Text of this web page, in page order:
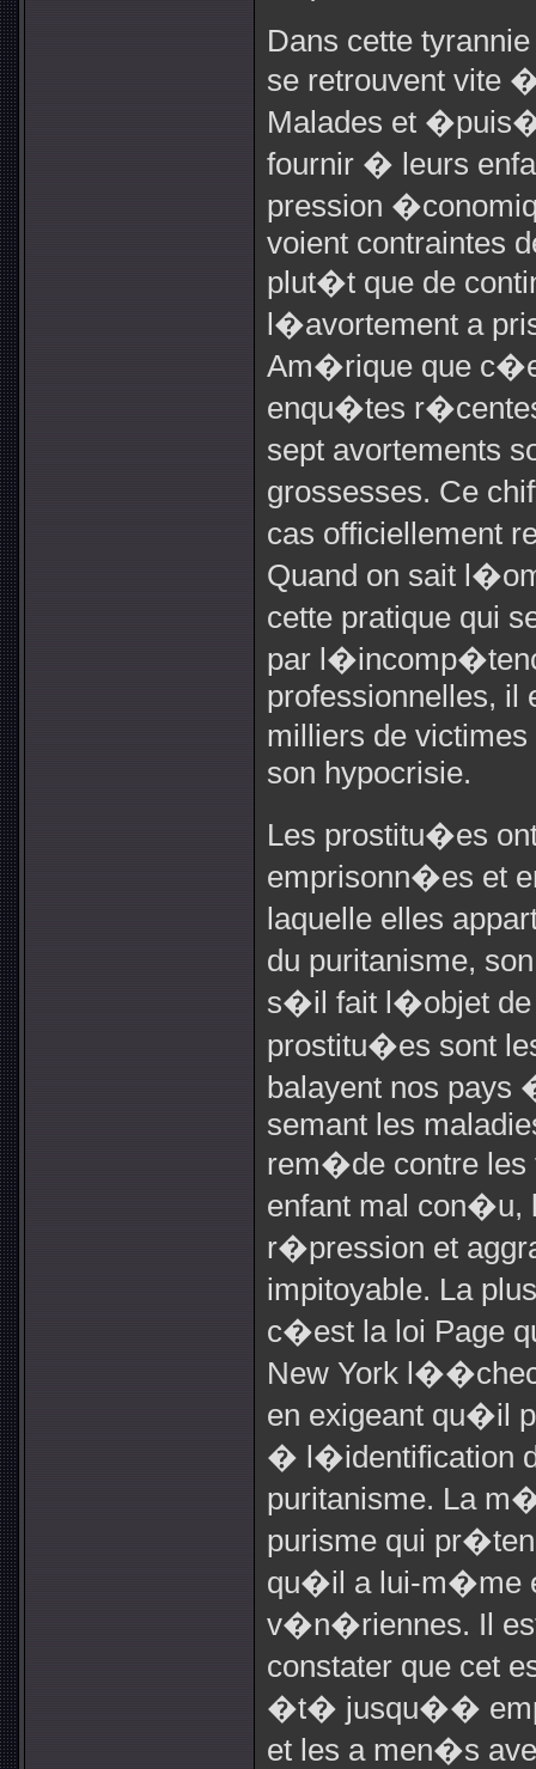
Dans cette
se retrouvent vite
Malades et
fournir � leurs
pression
voient contraintes
plut�t que de
l�avortement a
Am�rique que
enqu�tes
sept avortements
grossesses. Ce
cas officiellement
Quand on sait
cette pratique qui
par
professionnelles, il
milliers de
son hypocrisie.
Les prostitu�es
emprisonn�es et
laquelle elles
du puritanisme,
s�il fait l�objet de
prostitu�es sont
balayent nos
semant les
rem�de contre les
enfant mal con�u,
r�pression et
impitoyable. La
c�est la loi Page
New York
en exigeant qu�il
� l�identification
puritanisme. La
purisme qui
qu�il a lui-m�me
v�n�riennes. Il
constater que cet
�t� jusqu��
et les a men�s